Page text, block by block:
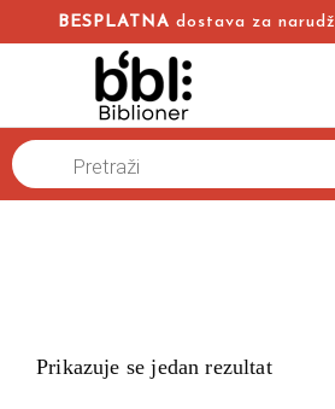
BESPLATNA dostava za
Naslovna
Products
search
Prikazuje se jedan rezultat